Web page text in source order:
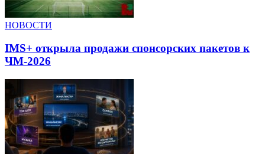
НОВОСТИ
IMS+ открыла продажи спонсорских пакетов к
ЧМ-2026